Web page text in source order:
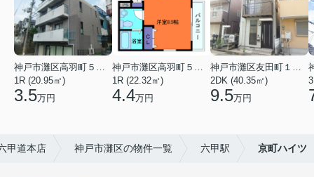
1R (20.95㎡)
3.5万円
1R (22.32㎡)
4.4万円
2DK (40.35㎡)
9.5万円
甲道本店 神戸市灘区の物件一覧 六甲駅 京町ハイツ